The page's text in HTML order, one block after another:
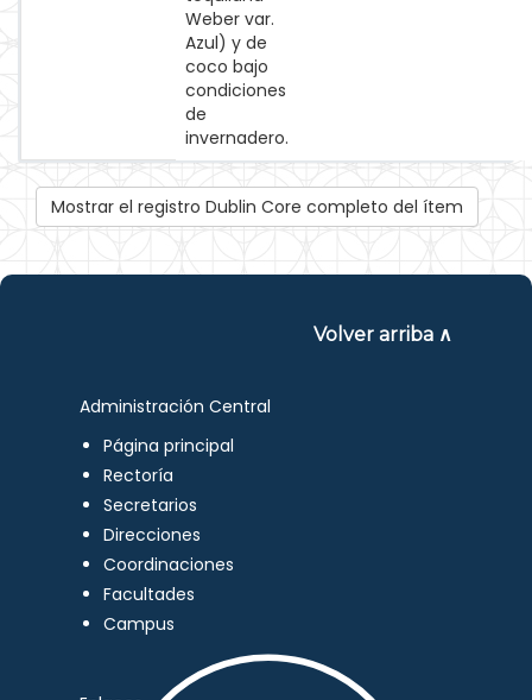
Weber var.
Azul) y de
coco bajo
condiciones
de
invernadero.
Mostrar el registro Dublin Core completo del ítem
Volver arriba ∧
Administración Central
Página principal
Rectoría
Secretarios
Direcciones
Coordinaciones
Facultades
Campus